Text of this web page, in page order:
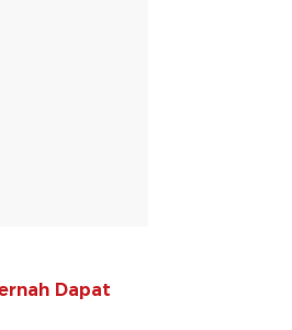
Dapat